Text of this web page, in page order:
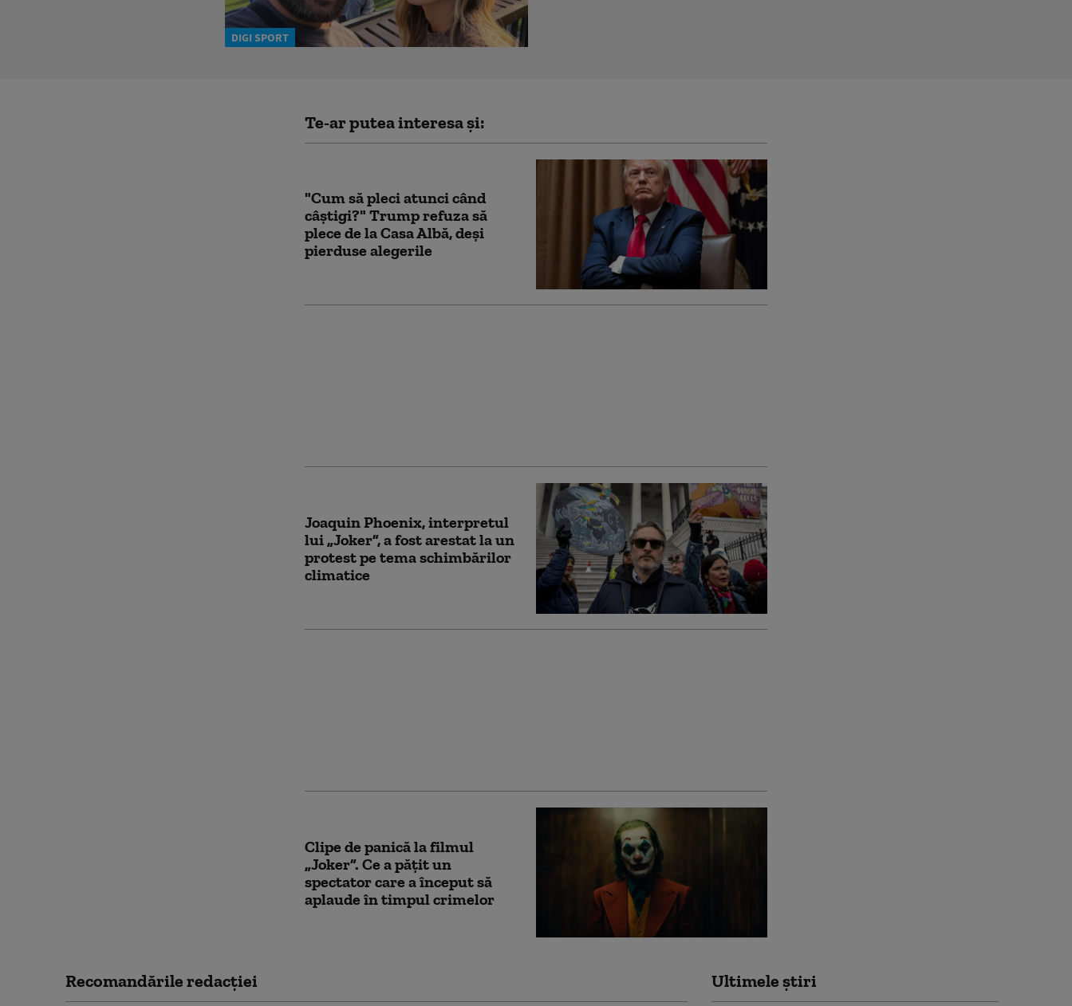
DIGI SPORT
Te-ar putea interesa și:
"Cum să pleci atunci când
câştigi?" Trump refuza să
plece de la Casa Albă, deşi
pierduse alegerile
Joaquin Phoenix, interpretul
lui „Joker”, a fost arestat la un
protest pe tema schimbărilor
climatice
Clipe de panică la filmul
„Joker”. Ce a păţit un
spectator care a început să
aplaude în timpul crimelor
Recomandările redacţiei Ultimele știri